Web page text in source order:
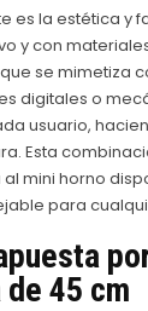
es la estética y
y con
se mimetiza
digitales o
usuario,
Esta
mini horno
para
45 cm